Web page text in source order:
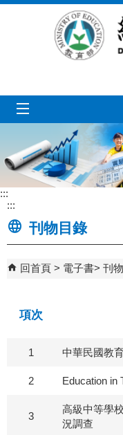
跳到主要內容區塊
:::
:::
刊物目錄
回首頁 電子書 刊
項次
1 中華民國教
2 Education in
3
高級中等學
況調查